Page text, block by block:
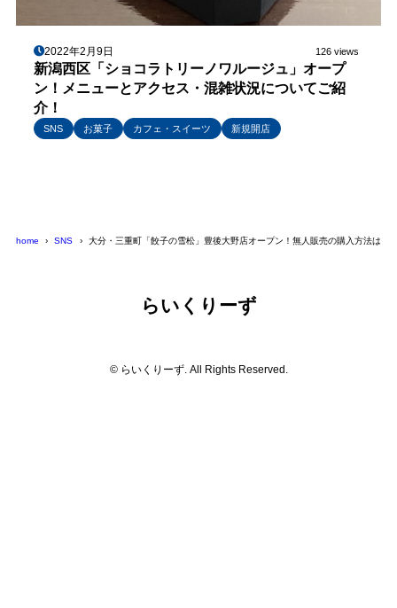
2022年2月9日 126 views
新潟西区「ショコラトリーノワルージュ」オープ
ン！メニューとアクセス・混雑状況についてご紹
介！
SNS お菓子 カフェ・スイーツ 新規開店
home SNS 大分・三重町「餃子の雪松」豊後大野店オープン！無人販売の購入方法は
らいくりーず
© らいくりーず. All Rights Reserved.